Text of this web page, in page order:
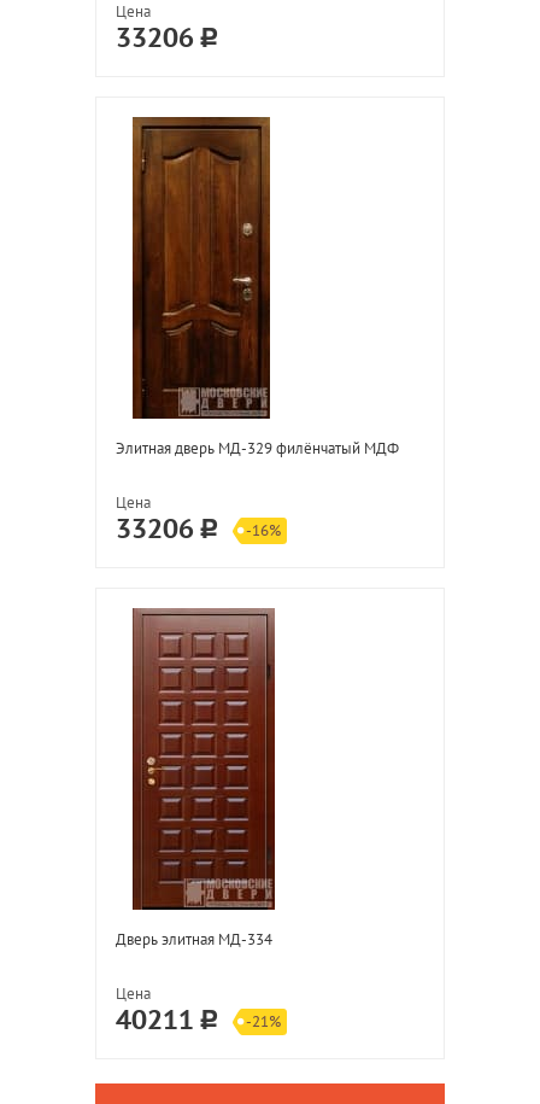
Цена
33206
Элитная дверь МД-329 филёнчатый МДФ
Цена
33206 -16%
Дверь элитная МД-334
Цена
40211 -21%